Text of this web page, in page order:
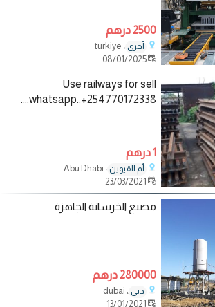
2500 درهم
أخرى ، turkiye
08/01/2025
Use railways for sell
....whatsapp..+254770172338
1 درهم
أم القيوين ، Abu Dhabi
مصنع الخرسانة الجاهزة
280000 درهم
دبي ، dubai